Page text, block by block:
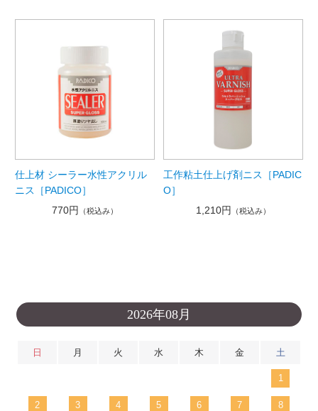
仕上材 シーラー水性アクリル
ニス［PADICO］
770円 （税込み）
工作粘土仕上げ剤ニス［PADIC
O］
1,210円
（税込み）
2026年08月
日 月 火 水 木 金 土
1
2 3 4 5 6 7 8